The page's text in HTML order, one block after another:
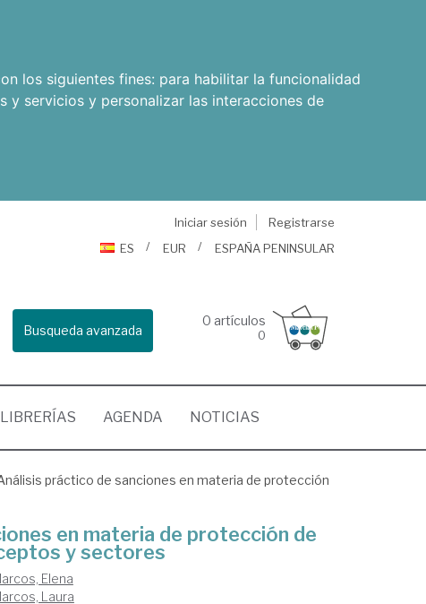
los siguientes fines: para habilitar la funcionalidad
y servicios y personalizar las interacciones de
Iniciar sesión
Registrarse
ES
EUR ESPAÑA PENINSULAR
Busqueda avanzada
0 artículos
0
LIBRERÍAS AGENDA NOTICIAS
práctico de sanciones en materia de protección
en materia de protección de
y sectores
Elena
Laura